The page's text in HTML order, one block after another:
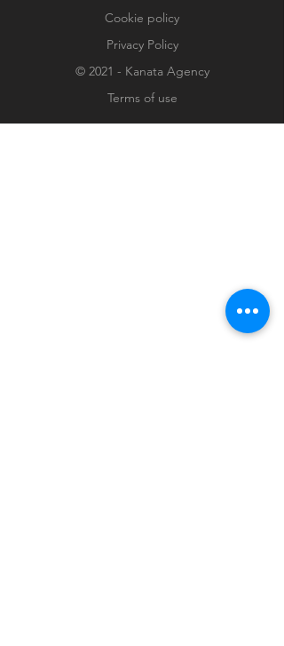
Cookie policy
Privacy Policy
© 2021 - Kanata Agency
Terms of use